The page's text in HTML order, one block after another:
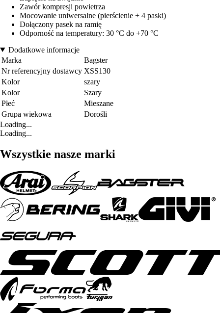
Zawór kompresji powietrza
Mocowanie uniwersalne (pierścienie + 4 paski)
Dołączony pasek na ramię
Odporność na temperatury: 30 °C do +70 °C
Dodatkowe informacje
Marka
Bagster
Nr referencyjny dostawcy XSS130
Kolor
szary
Kolor
Szary
Płeć
Mieszane
Grupa wiekowa
Dorośli
Loading...
Loading...
Wszystkie nasze marki